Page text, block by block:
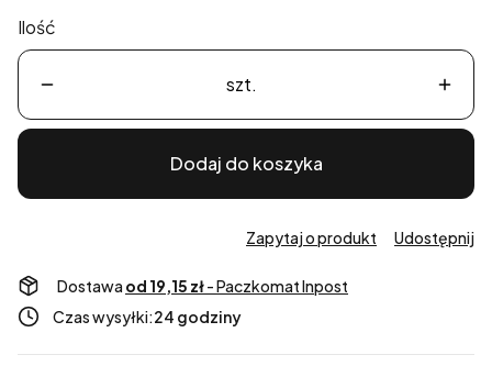
Ilość
szt.
Dodaj do koszyka
Zapytaj o produkt Udostępnij
Dostawa od 19,15 zł- Paczkomat Inpost
Czas wysyłki:24 godziny